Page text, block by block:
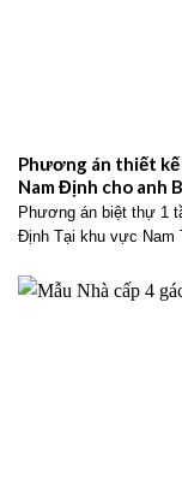
Phương án thiết
Nam Định cho anh
Phương án biệt thự 1
Định Tại khu vực Nam